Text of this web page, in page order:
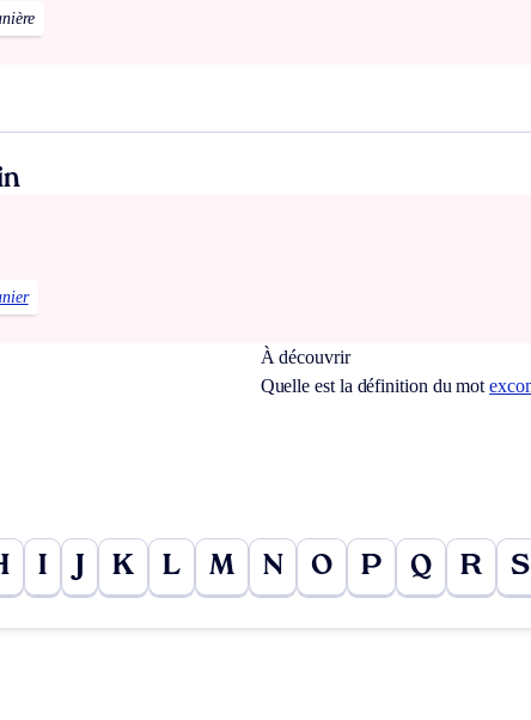
À découvrir
Quelle est la définition du mot
I J K L M N O P Q R S